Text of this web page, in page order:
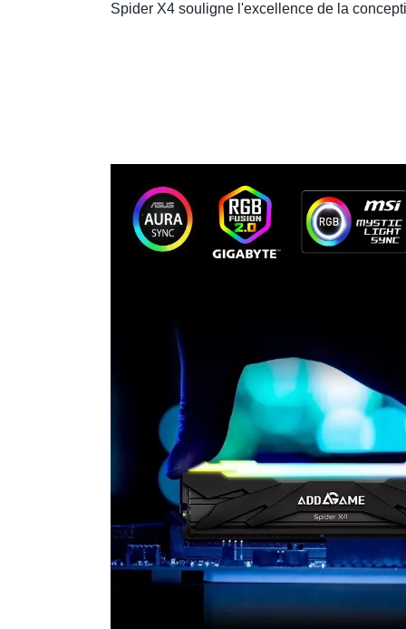
Spider X4 souligne l'excellence de la